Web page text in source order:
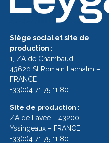
Siège social et site de
production :
1, ZA de Chambaud
43620 St Romain Lachalm –
FRANCE
+33(0)4 71 75 11 80
Site de production :
ZA de Lavée – 43200
Yssingeaux – FRANCE
+33(0)4 71 75 11 80